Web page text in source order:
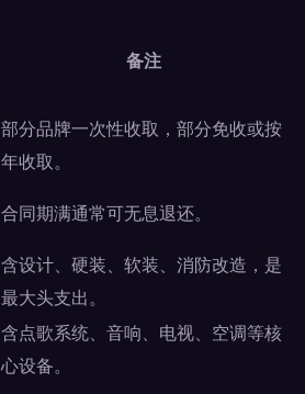
备注
部分品牌一次性收取，部分免收或按
年收取。
合同期满通常可无息退还。
含设计、硬装、软装、消防改造，是
最大头支出。
含点歌系统、音响、电视、空调等核
心设备。